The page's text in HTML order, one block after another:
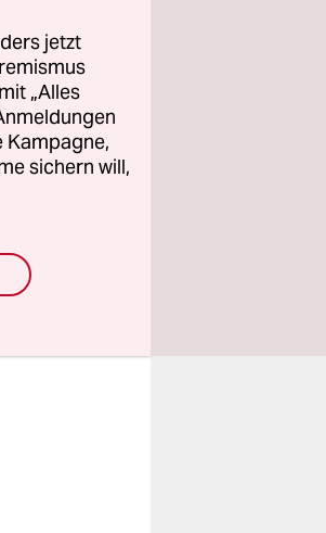
jetzt
„Alles
Kampagne,
sichern will,